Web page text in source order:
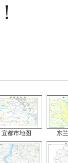
宜都市地图 东